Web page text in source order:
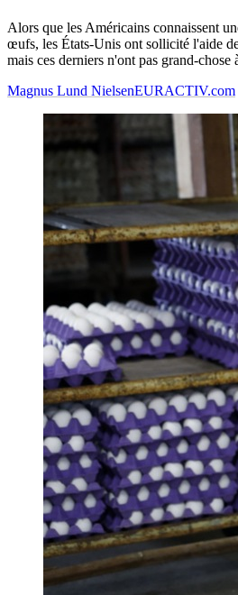
Alors que les Américains connaissent
œufs, les États-Unis ont sollicité l'aide
mais ces derniers n'ont pas grand-chose
Magnus Lund NielsenEURACTIV.com